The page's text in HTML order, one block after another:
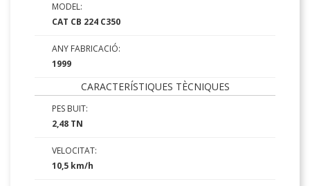
MODEL:
CAT CB 224 C350
ANY FABRICACIÓ:
1999
CARACTERÍSTIQUES TÈCNIQUES
PES BUIT:
2,48 TN
VELOCITAT:
10,5 km/h